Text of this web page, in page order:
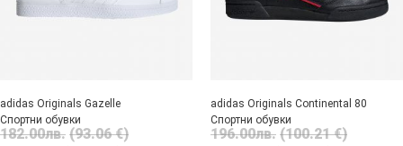
adidas Originals Gazelle
Спортни обувки
182.00лв. (93.06 €)
adidas Originals Continental 80
Спортни обувки
196.00лв. (100.21 €)